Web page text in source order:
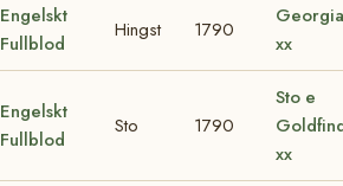
Engelskt
Fullblod
Hingst 1790
xx
Engelskt
Fullblod
Sto 1790
Sto e
xx